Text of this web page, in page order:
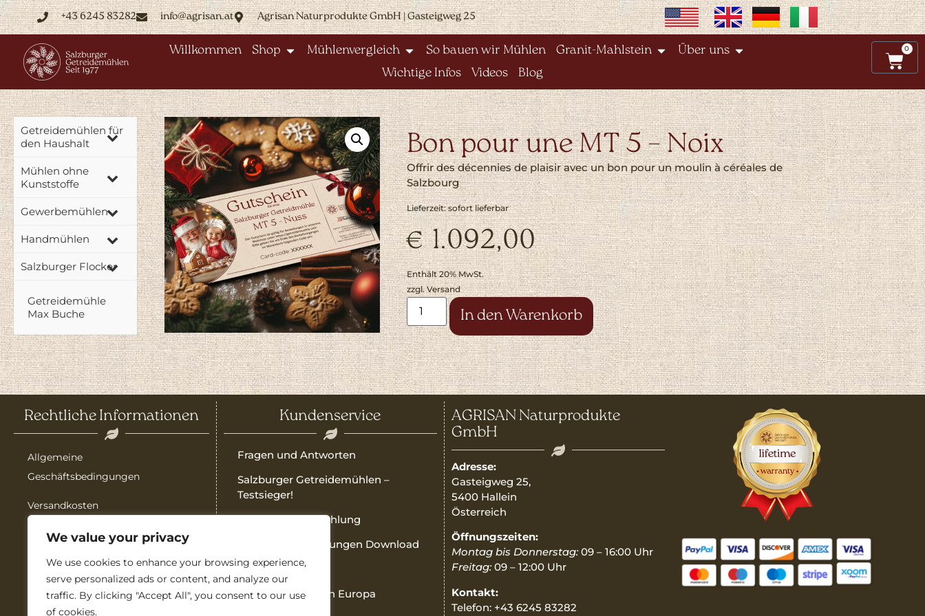
We value your privacy
We use cookies to enhance your browsing experience,
serve personalized ads or content, and analyze our
traffic. By clicking "Accept All", you consent to our use
of cookies.
+43 6245 83282 info@agrisan.at Agrisan Naturprodukte GmbH | Gasteigweg 25
Willkommen Shop Mühlenvergleich So bauen wir Mühlen Granit-Mahlstein
Über uns
Wichtige Infos
Videos Blog
0
Getreidemühlen für
den Haushalt
Mühlen ohne
Kunststoffe
Gewerbemühlen
Handmühlen
Salzburger Flocker
Getreidemühle
Max Buche
Bon pour une MT 5 – Noix
Offrir des décennies de plaisir avec un bon pour un moulin à céréales de
Salzbourg
Lieferzeit: sofort lieferbar
€1.092,00
Enthält 20% MwSt.
zzgl.Versand
In den Warenkorb
Alternative:
Rechtliche Informationen
Allgemeine
Geschäftsbedingungen
Versandkosten
Impressum
Garantie
Widerrufsbelehrung
Kundenservice
Fragen und Antworten
Salzburger Getreidemühlen –
Testsieger!
Qualität auf Teilzahlung
Bedienungsanleitungen Download
Garantie
Vertriebspartner in Europa
AGRISAN Naturprodukte
GmbH
Adresse:
Gasteigweg 25,
5400 Hallein
Österreich
Öffnungszeiten:
Montag bis Donnerstag:09 – 16:00 Uhr
Freitag:09 – 12:00 Uhr
Kontakt:
Telefon: +43 6245 83282